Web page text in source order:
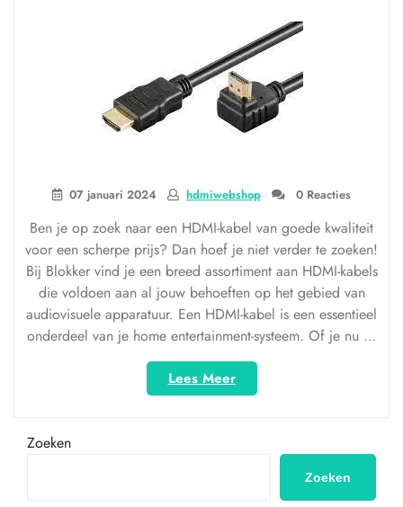
07 januari 2024 hdmiwebshop 0 Reacties
Ben je op zoek naar een HDMI-kabel van goede kwaliteit
voor een scherpe prijs? Dan hoef je niet verder te zoeken!
Bij Blokker vind je een breed assortiment aan HDMI-kabels
die voldoen aan al jouw behoeften op het gebied van
audiovisuele apparatuur. Een HDMI-kabel is een essentieel
onderdeel van je home entertainment-systeem. Of je nu …
Lees Meer“Kwaliteitsvolle
HDMI-
kabels
scherpe
bij
Zoeken
Zoeken